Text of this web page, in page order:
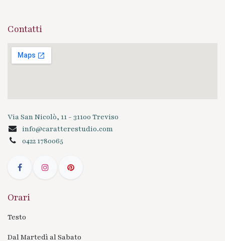
Contatti
Via San Nicolò, 11 - 31100 Treviso
info@caratterestudio.com
0422 1780065
Orari
Testo
Dal Martedì al Sabato